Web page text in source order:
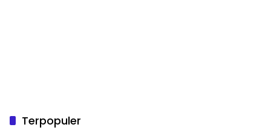
Terpopuler